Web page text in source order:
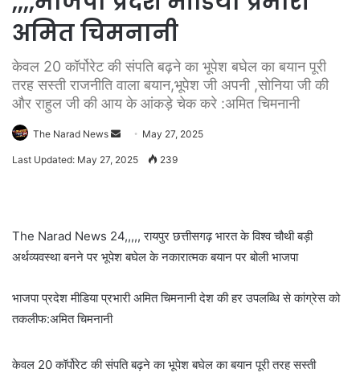
अमित चिमनानी
केवल 20 कॉर्पोरेट की संपति बढ़ने का भूपेश बघेल का बयान पूरी
तरह सस्ती राजनीति वाला बयान,भूपेश जी अपनी ,सोनिया जी की
और राहुल जी की आय के आंकड़े चेक करे :अमित चिमनानी
The Narad News
Send May 27, 2025
Last Updated: May 27, 2025 239
The Narad News 24,,,,, रायपुर छत्तीसगढ़ भारत के विश्व चौथी बड़ी
अर्थव्यवस्था बनने पर भूपेश बघेल के नकारात्मक बयान पर बोली भाजपा
भाजपा प्रदेश मीडिया प्रभारी अमित चिमनानी देश की हर उपलब्धि से कांग्रेस को
तकलीफ:अमित चिमनानी
केवल 20 कॉर्पोरेट की संपति बढ़ने का भूपेश बघेल का बयान पूरी तरह सस्ती